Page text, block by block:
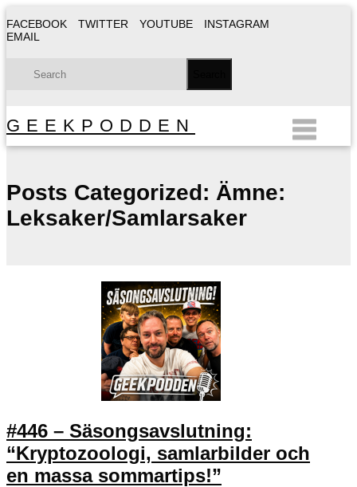
FACEBOOK TWITTER YOUTUBE
INSTAGRAM
EMAIL
GEEKPODDEN
Posts Categorized: Ämne:
Leksaker/Samlarsaker
#446 – Säsongsavslutning:
“Kryptozoologi, samlarbilder och
en massa sommartips!”